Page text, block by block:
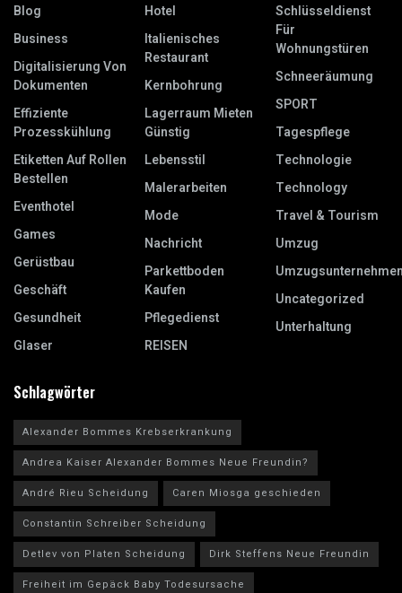
Blog
Business
Digitalisierung Von
Dokumenten
Effiziente
Prozesskühlung
Etiketten Auf Rollen
Bestellen
Eventhotel
Games
Gerüstbau
Geschäft
Gesundheit
Glaser
Hotel
Italienisches
Restaurant
Kernbohrung
Lagerraum Mieten
Günstig
Lebensstil
Malerarbeiten
Mode
Nachricht
Parkettboden
Kaufen
Pflegedienst
REISEN
Schlüsseldienst
Für
Wohnungstüren
Schneeräumung
SPORT
Tagespflege
Technologie
Technology
Travel & Tourism
Umzug
Uncategorized
Unterhaltung
Schlagwörter
Alexander Bommes Krebserkrankung
Andrea Kaiser Alexander Bommes Neue Freundin?
André Rieu Scheidung
Caren Miosga geschieden
Constantin Schreiber Scheidung
Detlev von Platen Scheidung
Dirk Steffens Neue Freundin
Freiheit im Gepäck Baby Todesursache